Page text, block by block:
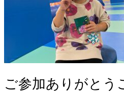
ご参加ありがとう